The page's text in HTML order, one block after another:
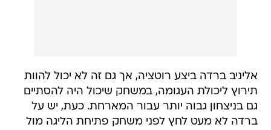
אליניב ברדה ביצע רוטציה, אך גם זה לא יכול להוות
תירוץ ליכולת העגומה, במשחק שיכול היה להסתיים
גם בניצחון גבוה יותר עבור המארחת. כעת, יש על
ברדה לא מעט לחץ לפני משחק פתיחת הליגה מול